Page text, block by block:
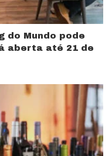
do Mundo pode
aberta até 21 de